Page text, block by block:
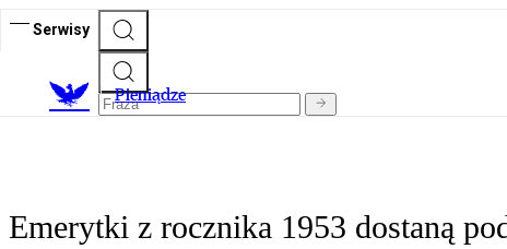
Serwisy
Pieniądze
Emerytki z rocznika 1953 dostaną